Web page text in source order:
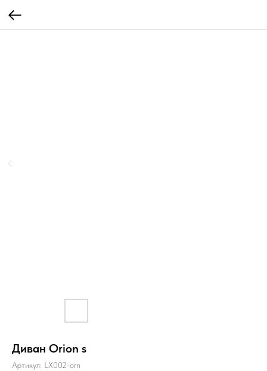
Диван Orion s
Артикул: LX002-orn